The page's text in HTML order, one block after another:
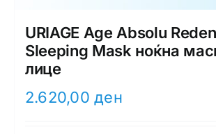
URIAGE Age Absolu
Sleeping Mask ноќна
лице
2.620,00ден